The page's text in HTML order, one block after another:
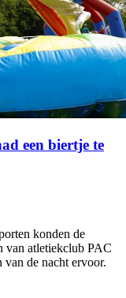
een biertje te
konden de
van atletiekclub PAC
van de nacht ervoor.